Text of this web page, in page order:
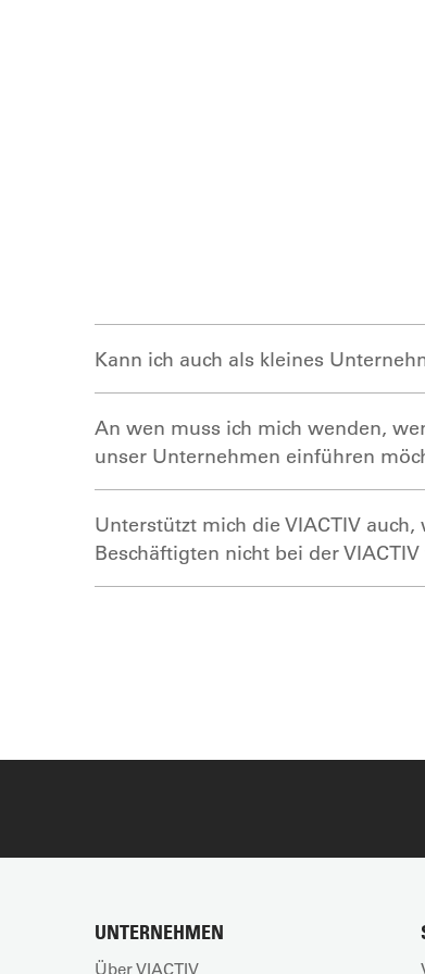
Kann ich auch als kleines
An wen muss ich mich wenden,
unser Unternehmen einführen
Unterstützt mich die VIACTIV auch,
Beschäftigten nicht bei der
UNTERNEHMEN
Über VIACTIV